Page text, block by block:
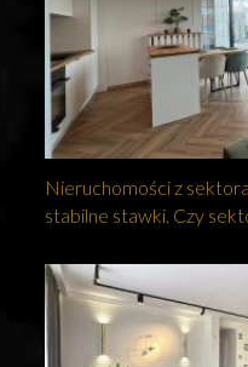
Nieruchomości z
stabilne stawki. Czy